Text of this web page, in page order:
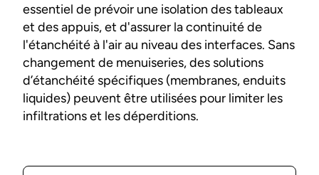
essentiel de prévoir une isolation des tableaux
et des appuis, et d'assurer la continuité de
l'étanchéité à l'air au niveau des interfaces. Sans
changement de menuiseries, des solutions
d’étanchéité spécifiques (membranes, enduits
liquides) peuvent être utilisées pour limiter les
infiltrations et les déperditions.